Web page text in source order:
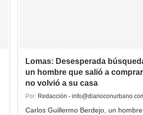
Lomas: Desesperada
un hombre que salió a
no volvió a su casa
Por: Redacción -
Carlos Guillermo Berdejo, un